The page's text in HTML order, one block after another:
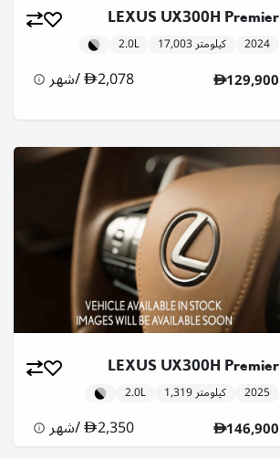
LEXUS UX300H Premier
2024 17,003 كيلومتر 2.0L
129,900
2,078
/شهر
LEXUS UX300H Premier
2025 1,319 كيلومتر 2.0L
146,900
2,350
/شهر